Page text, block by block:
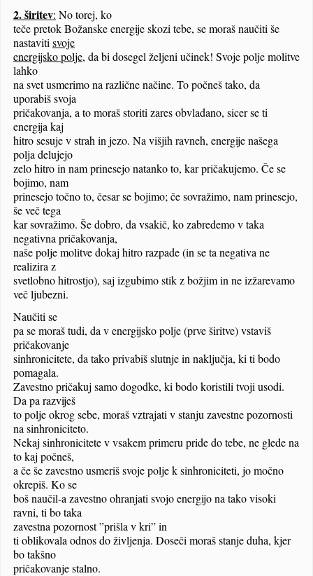
2. širitev: No torej, ko
teče pretok Božanske energije skozi tebe, se moraš naučiti še
nastaviti svoje
energijsko polje, da bi dosegel željeni učinek! Svoje polje molitve
lahko
na svet usmerimo na različne načine. To počneš tako, da
uporabiš svoja
pričakovanja, a to moraš storiti zares obvladano, sicer se ti
energija kaj
hitro sesuje v strah in jezo. Na višjih ravneh, energije našega
polja delujejo
zelo hitro in nam prinesejo natanko to, kar pričakujemo. Če se
bojimo, nam
prinesejo točno to, česar se bojimo; če sovražimo, nam prinesejo,
še več tega
kar sovražimo. Še dobro, da vsakič, ko zabredemo v taka
negativna pričakovanja,
naše polje molitve dokaj hitro razpade (in se ta negativa ne
realizira z
svetlobno hitrostjo), saj izgubimo stik z božjim in ne izžarevamo
več ljubezni.
Naučiti se
pa se moraš tudi, da v energijsko polje (prve širitve) vstaviš
pričakovanje
sinhronicitete, da tako privabiš slutnje in naključja, ki ti bodo
pomagala.
Zavestno pričakuj samo dogodke, ki bodo koristili tvoji usodi.
Da pa razviješ
to polje okrog sebe, moraš vztrajati v stanju zavestne pozornosti
na sinhroniciteto.
Nekaj sinhronicitete v vsakem primeru pride do tebe, ne glede na
to kaj počneš,
a če še zavestno usmeriš svoje polje k sinhroniciteti, jo močno
okrepiš. Ko se
boš naučil-a zavestno ohranjati svojo energijo na tako visoki
ravni, ti bo taka
zavestna pozornost”prišla v kri” in
ti oblikovala odnos do življenja. Doseči moraš stanje duha, kjer
bo takšno
pričakovanje stalno.